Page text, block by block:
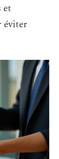
et
éviter